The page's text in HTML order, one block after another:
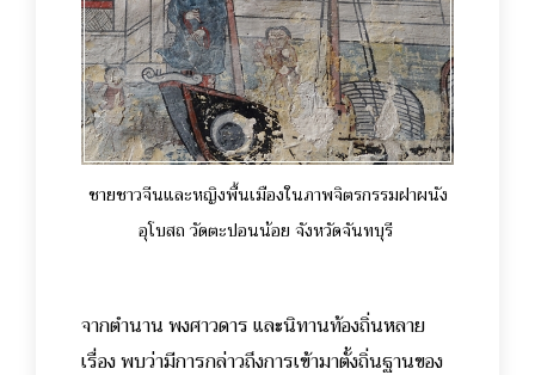
ชายชาวจีนและหญิงพื้นเมืองในภาพจิตรกรรมฝาผนัง
อุโบสถ วัดตะปอนน้อย จังหวัดจันทบุรี
จากตำนาน พงศาวดาร และนิทานท้องถิ่นหลาย
เรื่อง พบว่ามีการกล่าวถึงการเข้ามาตั้งถิ่นฐานของ